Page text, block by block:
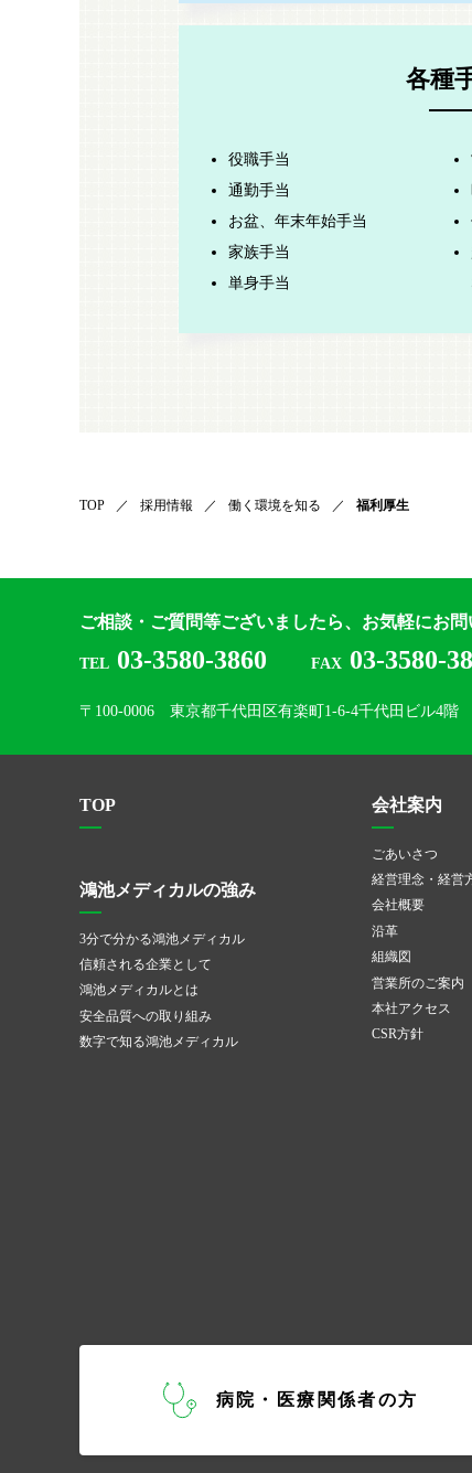
各種
役職手当
通勤手当
お盆、年末年始手当
家族手当
単身手当
TOP 採用情報 働く環境を知る 福利厚生
ご相談・ご質問等ございましたら、 お気軽にお問
TEL 03-3580-3860 FAX 03-3580-
〒100-0006 東京都千代田区有楽町1-6-4千代田ビル4階
TOP
鴻池メディカルの強み
3分で分かる鴻池メディカル
信頼される企業として
鴻池メディカルとは
安全品質への取り組み
数字で知る鴻池メディカル
会社案内
ごあいさつ
経営理念・経営
会社概要
沿革
組織図
営業所のご案内
本社アクセス
CSR方針
病院・医療関係者の方